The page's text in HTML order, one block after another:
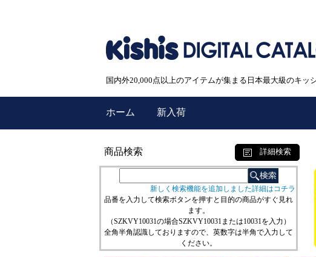
国内外20,000点以上のアイテムが集まる日本最大級のキッ
ホーム 新入荷
商品検索 詳細検索
新しく検索機能を追加しました詳細はコチラ
品番を入力して検索ボタンを押すと目的の商品がすぐ見れ
ます。
（SZKVY10031の場合SZKVY10031または10031を入力）
全角半角認識しておりますので、英数字は半角で入力して
ください。